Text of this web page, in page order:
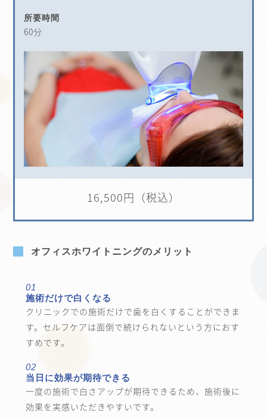
所要時間
60分
16,500円（税込）
オフィスホワイトニングのメリット
01
施術だけで白くなる
クリニックでの施術だけで歯を白くすることができま
す。セルフケアは面倒で続けられないという方におす
すめです。
02
当日に効果が期待できる
一度の施術で白さアップが期待できるため、施術後に
効果を実感いただきやすいです。